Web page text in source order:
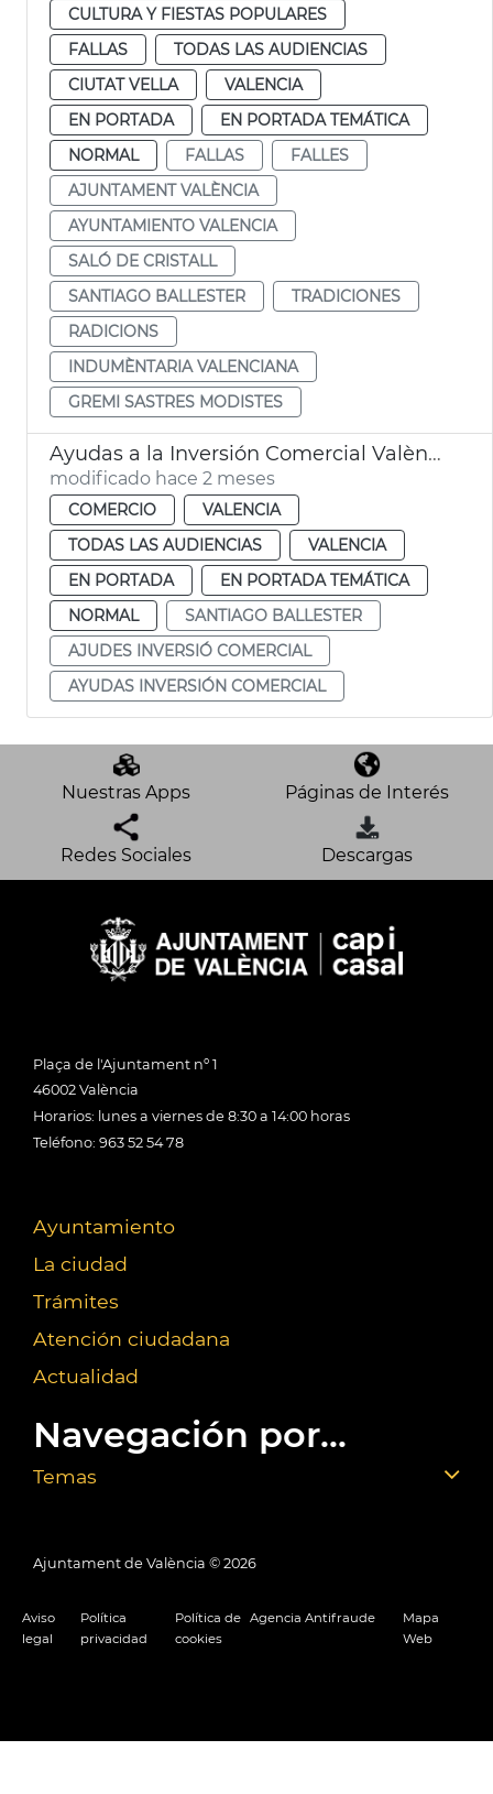
CULTURA Y FIESTAS POPULARES
FALLAS
TODAS LAS AUDIENCIAS
CIUTAT VELLA
VALENCIA
EN PORTADA
EN PORTADA TEMÁTICA
NORMAL
FALLAS
FALLES
AJUNTAMENT VALÈNCIA
AYUNTAMIENTO VALENCIA
SALÓ DE CRISTALL
SANTIAGO BALLESTER
TRADICIONES
RADICIONS
INDUMÈNTARIA VALENCIANA
GREMI SASTRES MODISTES
Ayudas a la Inversión Comercial València
modificado hace 2 meses
COMERCIO
VALENCIA
TODAS LAS AUDIENCIAS
VALENCIA
EN PORTADA
EN PORTADA TEMÁTICA
NORMAL
SANTIAGO BALLESTER
AJUDES INVERSIÓ COMERCIAL
AYUDAS INVERSIÓN COMERCIAL
Nuestras Apps Páginas de Interés
Redes Sociales Descargas
Plaça de l'Ajuntament nº 1
46002 València
Horarios: lunes a viernes de 8:30 a 14:00 horas
Teléfono: 963 52 54 78
Ayuntamiento
La ciudad
Trámites
Atención ciudadana
Actualidad
Navegación por...
Temas
Ajuntament de València © 2026
Aviso
legal
Política
privacidad
Política de
cookies
Agencia Antifraude
Mapa
Web